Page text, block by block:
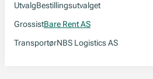
UtvalgBestillingsutvalget
GrossistBare Rent AS
TransportørNBS Logistics AS